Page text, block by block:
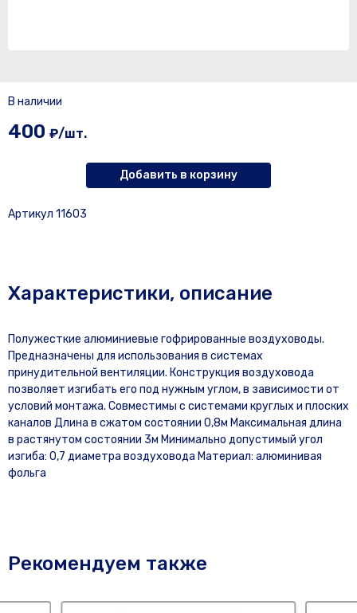
В наличии
400 ₽/шт.
Добавить в корзину
Артикул 11603
Характеристики, описание
Полужесткие алюминиевые гофрированные воздуховоды.
Предназначены для использования в системах
принудительной вентиляции. Конструкция воздуховода
позволяет изгибать его под нужным углом, в зависимости от
условий монтажа. Совместимы с системами круглых и плоских
каналов Длина в сжатом состоянии 0,8м Максимальная длина
в растянутом состоянии 3м Минимально допустимый угол
изгиба: 0,7 диаметра воздуховода Материал: алюминивая
фольга
Рекомендуем также